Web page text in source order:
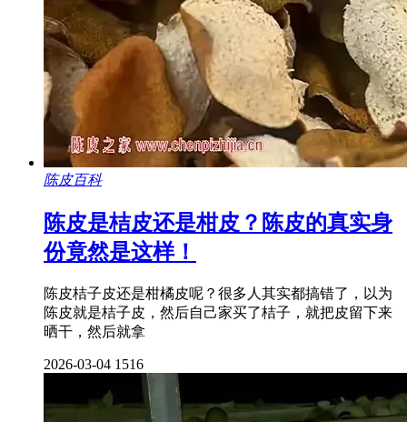
陈皮百科
陈皮是桔皮还是柑皮？陈皮的真实身
份竟然是这样！
陈皮桔子皮还是柑橘皮呢？很多人其实都搞错了，以为
陈皮就是桔子皮，然后自己家买了桔子，就把皮留下来
晒干，然后就拿
2026-03-04 1516